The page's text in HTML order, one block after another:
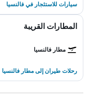
سيارات للاستئجار في فالنسيا
المطارات القريبة
مطار فالنسيا
رحلات طيران إلى مطار فالنسيا